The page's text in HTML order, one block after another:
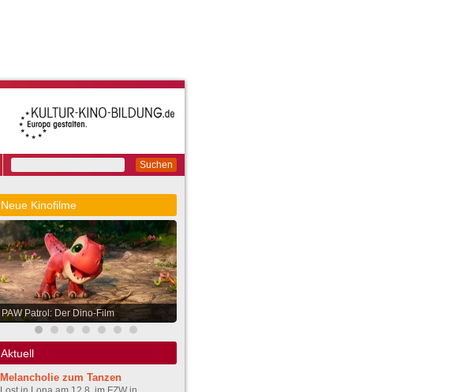
Suchen
Neue Kinofilme
PAW Patrol: Der Dino-Film
Aktuell
Melancholie zum Tanzen